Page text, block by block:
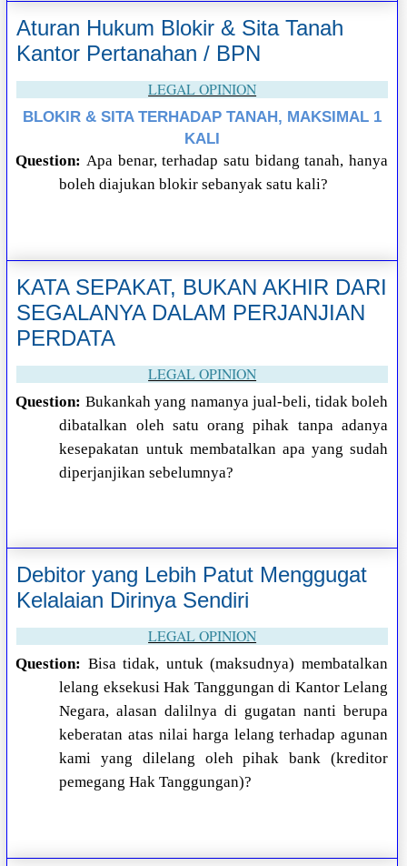
Aturan Hukum Blokir & Sita Tanah
Kantor Pertanahan / BPN
LEGAL OPINION
BLOKIR & SITA TERHADAP TANAH, MAKSIMAL 1
KALI
Question: Apa benar, terhadap satu bidang tanah, hanya
boleh diajukan blokir sebanyak satu kali?
KATA SEPAKAT, BUKAN AKHIR DARI
SEGALANYA DALAM PERJANJIAN
PERDATA
LEGAL OPINION
Question: Bukankah yang namanya jual-beli, tidak boleh
dibatalkan oleh satu orang pihak tanpa adanya
kesepakatan untuk membatalkan apa yang sudah
diperjanjikan sebelumnya?
Debitor yang Lebih Patut Menggugat
Kelalaian Dirinya Sendiri
LEGAL OPINION
Question: Bisa tidak, untuk (maksudnya) membatalkan
lelang eksekusi Hak Tanggungan di Kantor Lelang
Negara, alasan dalilnya di gugatan nanti berupa
keberatan atas nilai harga lelang terhadap agunan
kami yang dilelang oleh pihak bank (kreditor
pemegang Hak Tanggungan)?